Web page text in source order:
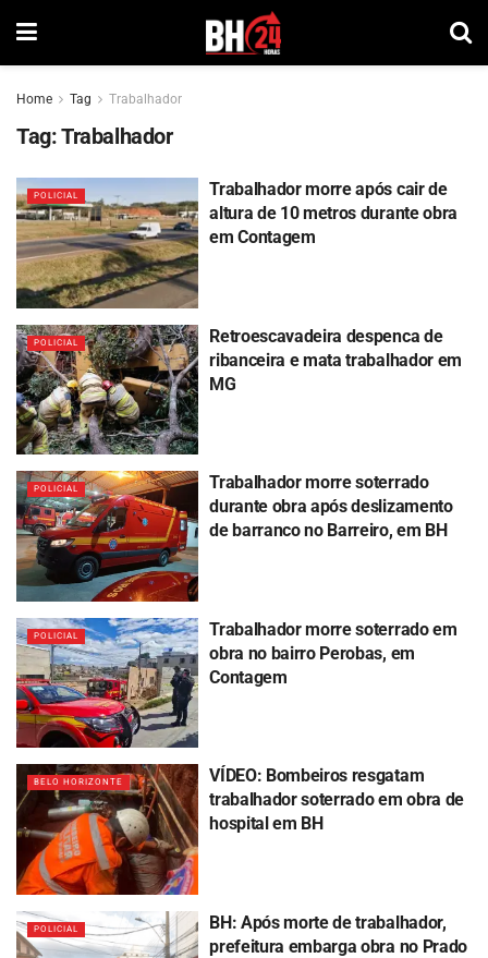
Home Tag Trabalhador
Tag:Trabalhador
POLICIAL
Trabalhador morre após cair de
altura de 10 metros durante obra
em Contagem
POLICIAL
Retroescavadeira despenca de
ribanceira e mata trabalhador em
MG
POLICIAL
Trabalhador morre soterrado
durante obra após deslizamento
de barranco no Barreiro, em BH
POLICIAL
Trabalhador morre soterrado em
obra no bairro Perobas, em
Contagem
BELO HORIZONTE
VÍDEO: Bombeiros resgatam
trabalhador soterrado em obra de
hospital em BH
POLICIAL
BH: Após morte de trabalhador,
prefeitura embarga obra no Prado